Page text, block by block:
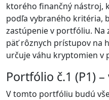
ktorého finančný nástroj,
podľa vybraného kritéria,
zastúpenie v portfóliu. Na
päť rôznych prístupov na
určuje váhu kryptomien v
Portfólio č.1 (P1)
V tomto portfóliu budú